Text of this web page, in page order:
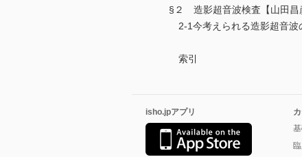
§２ 造影超音波検査【山田昌
2-1今考えられる造影超音波
索引
isho.jpアプリ